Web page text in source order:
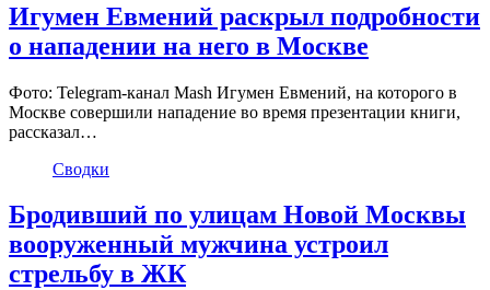
Игумен Евмений раскрыл подробности
о нападении на него в Москве
Фото: Telegram-канал Mash Игумен Евмений, на которого в
Москве совершили нападение во время презентации книги,
рассказал…
Сводки
Бродивший по улицам Новой Москвы
вооруженный мужчина устроил
стрельбу в ЖК